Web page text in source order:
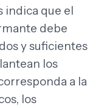
indica que el
debe
y suficientes
los
a la
los